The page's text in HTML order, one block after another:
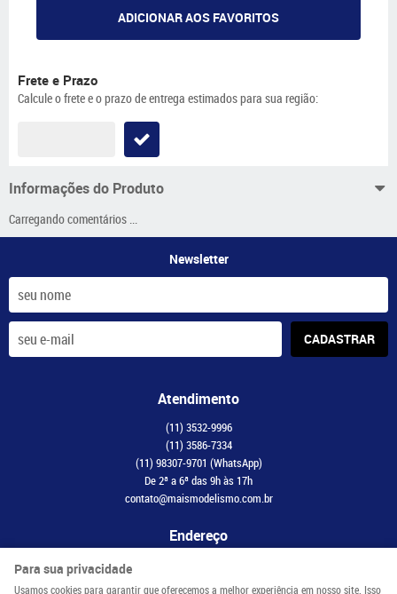
ADICIONAR AOS FAVORITOS
Frete e Prazo
Calcule o frete e o prazo de entrega estimados para sua região:
Informações do Produto
Carregando comentários ...
Newsletter
CADASTRAR
Atendimento
(11) 3532-9996
(11) 3586-7334
(11) 98307-9701 (WhatsApp)
De 2ª a 6ª das 9h às 17h
contato@maismodelismo.com.br
Endereço
Avenida Adolfo Pinheiro, 2056, CJ 34
Para sua privacidade
Usamos cookies para garantir que oferecemos a melhor experiência em nosso site. Isso